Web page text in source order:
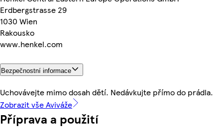
Erdbergstrasse 29
1030 Wien
Rakousko
www.henkel.com
Bezpečnostní informace
Uchovávejte mimo dosah dětí. Nedávkujte přímo do prádla.
Zobrazit vše Aviváže
Příprava a použití